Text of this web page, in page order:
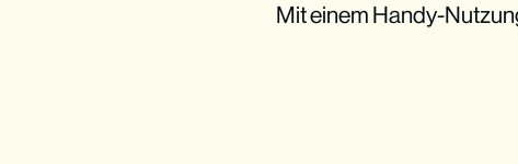
Mit einem Handy-